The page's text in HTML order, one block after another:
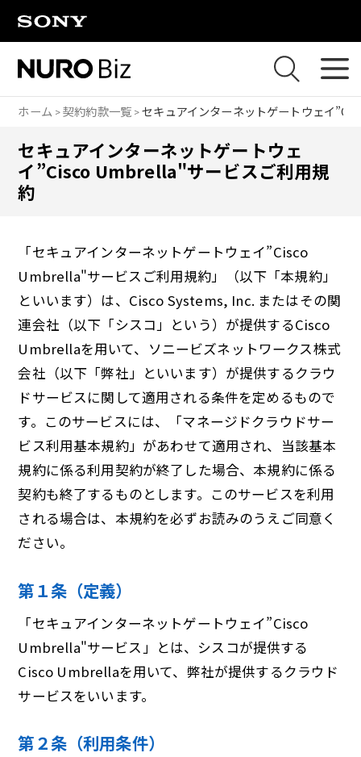
ホーム 契約約款一覧 セキュアインターネットゲートウェイ
セキュアインターネットゲートウェ
イ”Cisco Umbrella"サービスご利用規
約
「セキュアインターネットゲートウェイ”Cisco
Umbrella"サービスご利用規約」（以下「本規約」
といいます）は、Cisco Systems, Inc. またはその関
連会社（以下「シスコ」という）が提供するCisco
Umbrellaを用いて、ソニービズネットワークス株式
会社（以下「弊社」といいます）が提供するクラウ
ドサービスに関して適用される条件を定めるもので
す。このサービスには、「マネージドクラウドサー
ビス利用基本規約」があわせて適用され、当該基本
規約に係る利用契約が終了した場合、本規約に係る
契約も終了するものとします。このサービスを利用
される場合は、本規約を必ずお読みのうえご同意く
ださい。
第１条（定義）
「セキュアインターネットゲートウェイ”Cisco
Umbrella"サービス」とは、シスコが提供する
Cisco Umbrellaを用いて、弊社が提供するクラウド
サービスをいいます。
第２条（利用条件）